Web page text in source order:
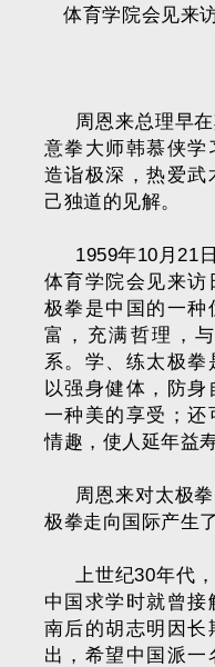
体育学院会见来
周恩来总理早
意拳大师韩慕侠学
造诣极深，热爱武
己独道的见解。
1959年10月21
体育学院会见来访
极拳是中国的一种
富，充满哲理，
系。学、练太极拳
以强身健体，防身
一种美的享受；还
情趣，使人延年益寿
周恩来对太极
极拳走向国际产生
上世纪30年代
中国求学时就曾接
南后的胡志明因长
出，希望中国派一